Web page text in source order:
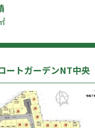
ートガーデンNT中